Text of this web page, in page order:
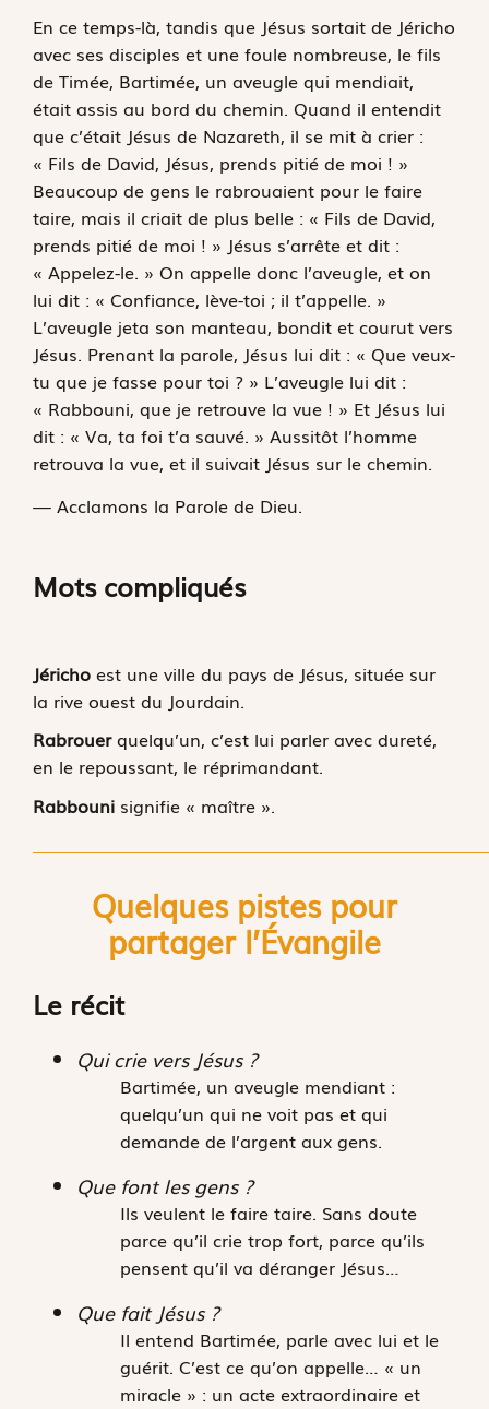
En ce temps-là, tandis que Jésus sortait de Jéricho
avec ses disciples et une foule nombreuse, le fils
de Timée, Bartimée, un aveugle qui mendiait,
était assis au bord du chemin. Quand il entendit
que c’était Jésus de Nazareth, il se mit à crier :
« Fils de David, Jésus, prends pitié de moi ! »
Beaucoup de gens le rabrouaient pour le faire
taire, mais il criait de plus belle : « Fils de David,
prends pitié de moi ! » Jésus s’arrête et dit :
« Appelez-le. » On appelle donc l’aveugle, et on
lui dit : « Confiance, lève-toi ; il t’appelle. »
L’aveugle jeta son manteau, bondit et courut vers
Jésus. Prenant la parole, Jésus lui dit : « Que veux-
tu que je fasse pour toi ? » L’aveugle lui dit :
« Rabbouni, que je retrouve la vue ! » Et Jésus lui
dit : « Va, ta foi t’a sauvé. » Aussitôt l’homme
retrouva la vue, et il suivait Jésus sur le chemin.
— Acclamons la Parole de Dieu.
Mots compliqués
Jérichoest une ville du pays de Jésus, située sur
la rive ouest du Jourdain.
Rabrouerquelqu’un, c’est lui parler avec dureté,
en le repoussant, le réprimandant.
Rabbouni signifie « maître ».
Quelques pistes pour
partager l’Évangile
Le récit
Qui crie vers Jésus ?
Bartimée, un aveugle mendiant :
quelqu’un qui ne voit pas et qui
demande de l’argent aux gens.
Que font les gens ?
Ils veulent le faire taire. Sans doute
parce qu’il crie trop fort, parce qu’ils
pensent qu’il va déranger Jésus…
Que fait Jésus ?
Il entend Bartimée, parle avec lui et le
guérit. C’est ce qu’on appelle… « un
miracle » : un acte extraordinaire et